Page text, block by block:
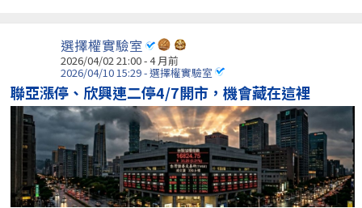
選擇權實驗室
2026/04/02 21:00 - 4 月前
2026/04/10 15:29 - 選擇權實驗室
聯亞漲停、欣興連二停4/7開市，機會藏在這裡